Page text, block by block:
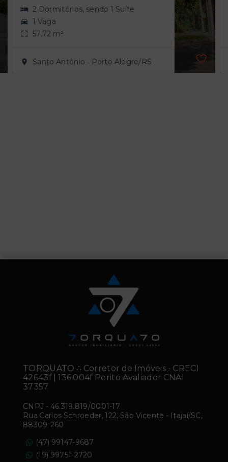
2 Dormitórios, sendo 1 Suíte
1 Vaga
57,72 m²
Santo Antônio - Porto Alegre/RS
TORQUATO ∴ Corretor de Imóveis - CRECI
42643f | 136.004f Perito Avaliador CNAI
37357
CNPJ - 46.319.819/0001-17
Rua Carlos Schroeder, 122, São Vicente - Itajaí/SC,
88309-260
(47) 99147-9687
(19) 99751-2720